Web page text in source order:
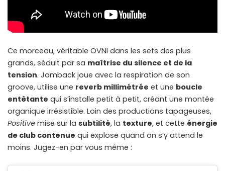
Ce morceau, véritable OVNI dans les sets des plus
grands, séduit par sa maîtrise du silence et de la
tension. Jamback joue avec la respiration de son
groove, utilise une reverb millimétrée et une boucle
entêtante qui s’installe petit à petit, créant une montée
organique irrésistible. Loin des productions tapageuses,
Positive mise sur la subtilité, la texture, et cette énergie
de club contenue qui explose quand on s’y attend le
moins. Jugez-en par vous même :